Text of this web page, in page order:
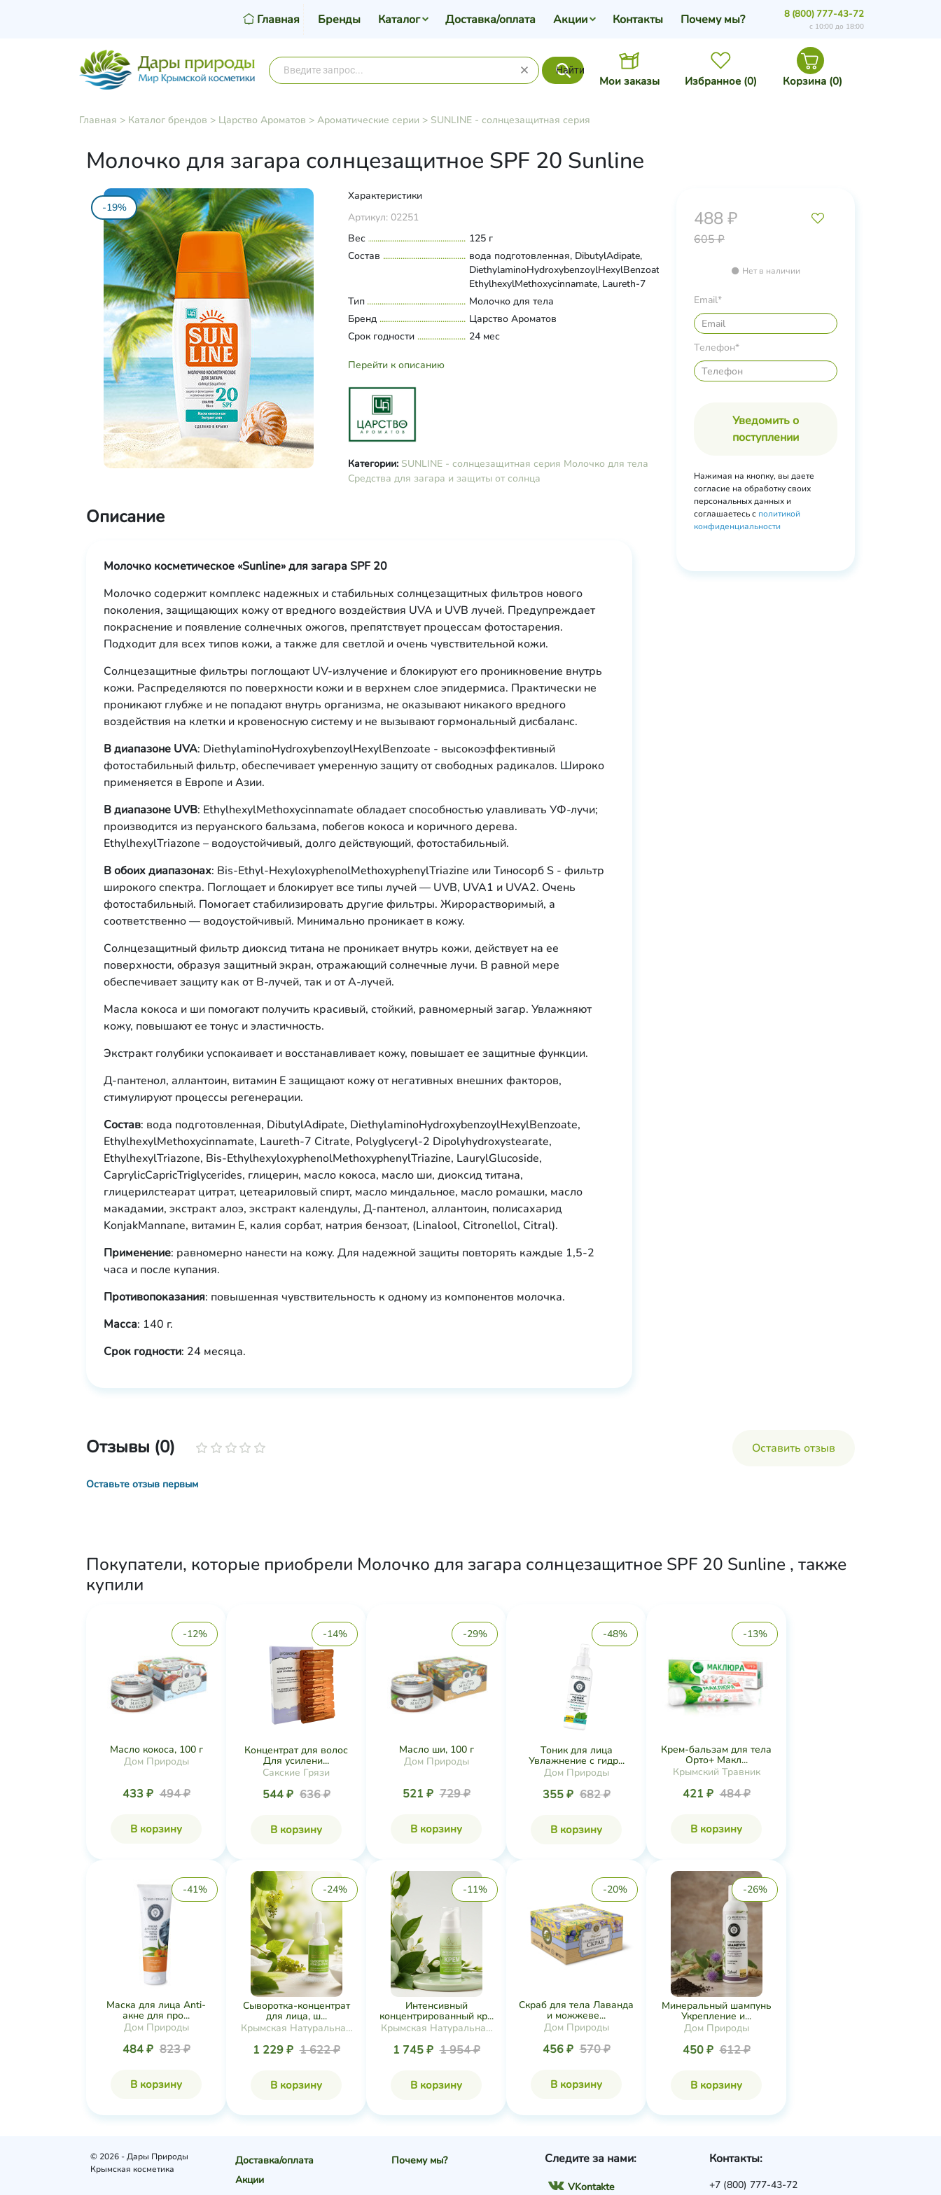
Найти
Мои заказы Избранное (0) Корзина (0)
Главная Бренды Каталог Доставка/оплата Акции Контакты Почему мы? 8 (800) 777-43-72
с 10:00 до 18:00
Главная > Каталог брендов > Царство Ароматов > Ароматические серии > SUNLINE - солнцезащитная серия
Молочко для загара солнцезащитное SPF 20 Sunline
-19%
Характеристики
Артикул: 02251
Вес
125 г
Состав
вода подготовленная, DibutylAdipate,
DiethylaminoHydroxybenzoylHexylBenzoate,
EthylhexylMethoxycinnamate, Laureth-7
Citrate, Polyglyceryl-2
Dipolyhydroxystearate, EthylhexylTriazone,
Bis-
EthylhexyloxyphenolMethoxyphenylTriazine,
полисахарид KonjakMannane, витамин Е,
калия сорбат, натрия бензоат, (Linalool,
Развернуть состав
Тип
Молочко для тела
Бренд
Царство Ароматов
Срок годности
24 мес
Перейти к описанию
Категории: SUNLINE - солнцезащитная серия Молочко для тела
Средства для загара и защиты от солнца
488 ₽
605 ₽
Нет в наличии
Email*
Телефон*
Уведомить о
поступлении
Нажимая на кнопку, вы даете
согласие на обработку своих
персональных данных и
соглашаетесь с политикой
конфиденциальности
Описание
Молочко косметическое «Sunline» для загара SPF 20
Молочко содержит комплекс надежных и стабильных солнцезащитных фильтров нового
поколения, защищающих кожу от вредного воздействия UVA и UVB лучей. Предупреждает
покраснение и появление солнечных ожогов, препятствует процессам фотостарения.
Подходит для всех типов кожи, а также для светлой и очень чувствительной кожи.
Солнцезащитные фильтры поглощают UV-излучение и блокируют его проникновение внутрь
кожи. Распределяются по поверхности кожи и в верхнем слое эпидермиса. Практически не
проникают глубже и не попадают внутрь организма, не оказывают никакого вредного
воздействия на клетки и кровеносную систему и не вызывают гормональный дисбаланс.
В диапазоне UVA: DiethylaminoHydroxybenzoylHexylBenzoate - высокоэффективный
фотостабильный фильтр, обеспечивает умеренную защиту от свободных радикалов. Широко
применяется в Европе и Азии.
В диапазоне UVВ: EthylhexylMethoxycinnamate обладает способностью улавливать УФ-лучи;
производится из перуанского бальзама, побегов кокоса и коричного дерева.
EthylhexylTriazone – водоустойчивый, долго действующий, фотостабильный.
В обоих диапазонах: Bis-Ethyl-HexyloxyphenolMethoxyphenylTriazine или Тиносорб S - фильтр
широкого спектра. Поглощает и блокирует все типы лучей — UVB, UVA1 и UVA2. Очень
фотостабильный. Помогает стабилизировать другие фильтры. Жирорастворимый, а
соответственно — водоустойчивый. Минимально проникает в кожу.
Солнцезащитный фильтр диоксид титана не проникает внутрь кожи, действует на ее
поверхности, образуя защитный экран, отражающий солнечные лучи. В равной мере
обеспечивает защиту как от В-лучей, так и от А-лучей.
Масла кокоса и ши помогают получить красивый, стойкий, равномерный загар. Увлажняют
кожу, повышают ее тонус и эластичность.
Экстракт голубики успокаивает и восстанавливает кожу, повышает ее защитные функции.
Д-пантенол, аллантоин, витамин Е защищают кожу от негативных внешних факторов,
стимулируют процессы регенерации.
Состав: вода подготовленная, DibutylAdipate, DiethylaminoHydroxybenzoylHexylBenzoate,
EthylhexylMethoxycinnamate, Laureth-7 Citrate, Polyglyceryl-2 Dipolyhydroxystearate,
EthylhexylTriazone, Bis-EthylhexyloxyphenolMethoxyphenylTriazine, LaurylGlucoside,
CaprylicCapricTriglycerides, глицерин, масло кокоса, масло ши, диоксид титана,
глицерилстеарат цитрат, цетеариловый спирт, масло миндальное, масло ромашки, масло
макадамии, экстракт алоэ, экстракт календулы, Д-пантенол, аллантоин, полисахарид
KonjakMannane, витамин Е, калия сорбат, натрия бензоат, (Linalool, Citronellol, Citral).
Применение: равномерно нанести на кожу. Для надежной защиты повторять каждые 1,5-2
часа и после купания.
Противопоказания: повышенная чувствительность к одному из компонентов молочка.
Масса: 140 г.
Срок годности: 24 месяца.
Отзывы (0) Оставить отзыв
Оставьте отзыв первым
Покупатели, которые приобрели Молочко для загара солнцезащитное SPF 20 Sunline , также
купили
-12%
Масло кокоса, 100 г
Дом Природы
433 ₽ 494 ₽
В корзину
-14%
Концентрат для волос
Для усилени...
Сакские Грязи
544 ₽ 636 ₽
В корзину
-29%
Масло ши, 100 г
Дом Природы
521 ₽ 729 ₽
В корзину
-48%
Тоник для лица
Увлажнение с гидр...
Дом Природы
355 ₽ 682 ₽
В корзину
-13%
Крем-бальзам для тела
Орто+ Макл...
Крымский Травник
421 ₽ 484 ₽
В корзину
-41%
Маска для лица Anti-
акне для про...
Дом Природы
484 ₽ 823 ₽
В корзину
-24%
Сыворотка-концентрат
для лица, ш...
Крымская Натуральная
1 229 ₽ 1 622 ₽
В корзину
-11%
Интенсивный
концентрированный кр...
Крымская Натуральная
1 745 ₽ 1 954 ₽
В корзину
-20%
Скраб для тела Лаванда
и можжеве...
Дом Природы
456 ₽ 570 ₽
В корзину
-26%
Минеральный шампунь
Укрепление и...
Дом Природы
450 ₽ 612 ₽
В корзину
© 2026 - Дары Природы
Крымская косметика
Доставка/оплата
Акции
Почему мы? Следите за нами:
VKontakte
Контакты:
+7 (800) 777-43-72